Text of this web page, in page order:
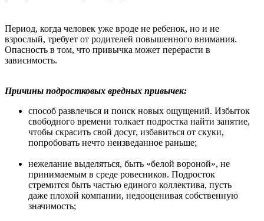
Период, когда человек уже вроде не ребенок, но и не
взрослый, требует от родителей повышенного внимания.
Опасность в том, что привычка может перерасти в
зависимость.
Причины подростковых вредных привычек:
способ развлечься и поиск новых ощущений. Избыток
свободного времени толкает подростка найти занятие,
чтобы скрасить свой досуг, избавиться от скуки,
попробовать нечто неизведанное раньше;
нежелание выделяться, быть «белой вороной», не
принимаемым в среде ровесников. Подросток
стремится быть частью единого коллектива, пусть
даже плохой компании, недооценивая собственную
значимость;